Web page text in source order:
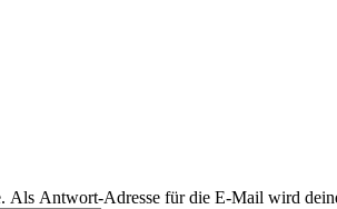
Antwort-Adresse für die E-Mail wird